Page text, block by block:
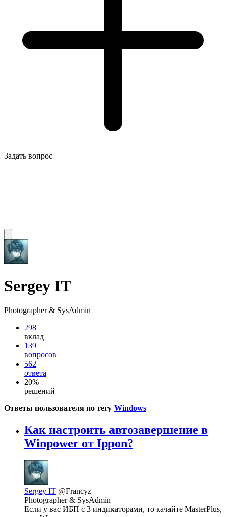
Задать вопрос
Sergey IT
Photographer & SysAdmin
298
вклад
139
вопросов
562
ответа
20%
решений
Ответы пользователя по тегу Windows
Как настроить автозавершение в
Winpower от Ippon?
Sergey IT @Francyz
Photographer & SysAdmin
Если у вас ИБП с 3 индикаторами, то качайте MasterPlus,